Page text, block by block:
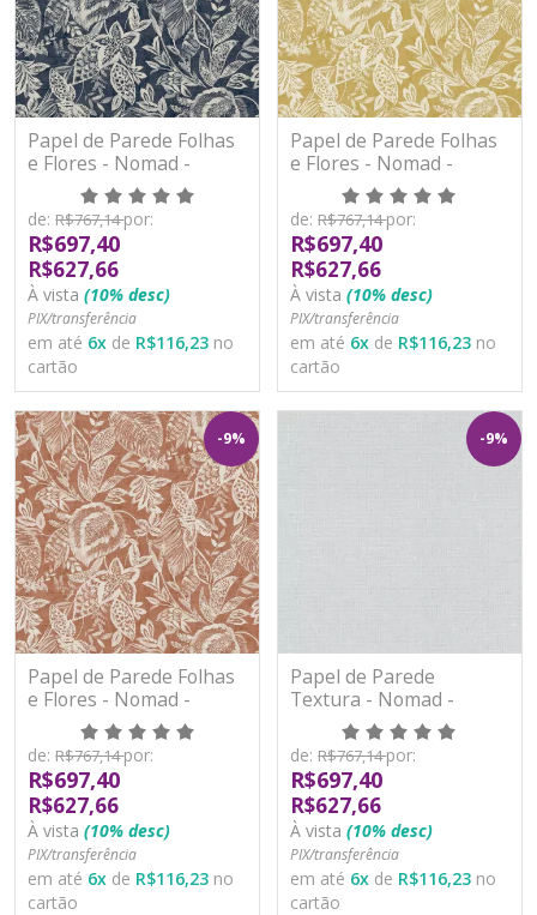
Papel de Parede Folhas
e Flores - Nomad -
171801 - Vinílico
de: R$767,14por:
R$697,40
R$627,66
À vista (10% desc)
PIX/transferência
em até 6x de R$116,23 no
cartão
Papel de Parede Folhas
e Flores - Nomad -
171802 - Vinílico
de: R$767,14por:
R$697,40
R$627,66
À vista (10% desc)
PIX/transferência
em até 6x de R$116,23 no
cartão
-9%
Papel de Parede Folhas
e Flores - Nomad -
171804 - Vinílico
de: R$767,14por:
R$697,40
R$627,66
À vista (10% desc)
PIX/transferência
em até 6x de R$116,23 no
cartão
-9%
Papel de Parede
Textura - Nomad -
A47003 - Vinílico
de: R$767,14por:
R$697,40
R$627,66
À vista (10% desc)
PIX/transferência
em até 6x de R$116,23 no
cartão